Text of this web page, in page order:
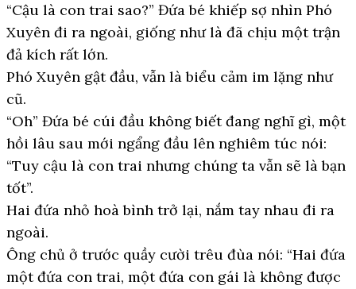
“Cậu là con trai sao?” Đứa bé khiếp sợ nhìn Phó
Xuyên đi ra ngoài, giống như là đã chịu một trận
đả kích rất lớn.
Phó Xuyên gật đầu, vẫn là biểu cảm im lặng như
cũ.
“Oh” Đứa bé cúi đầu không biết đang nghĩ gì, một
hồi lâu sau mới ngẩng đầu lên nghiêm túc nói:
“Tuy cậu là con trai nhưng chúng ta vẫn sẽ là bạn
tốt”.
Hai đứa nhỏ hoà bình trở lại, nắm tay nhau đi ra
ngoài.
Ông chủ ở trước quầy cười trêu đùa nói: “Hai đứa
một đứa con trai, một đứa con gái là không được